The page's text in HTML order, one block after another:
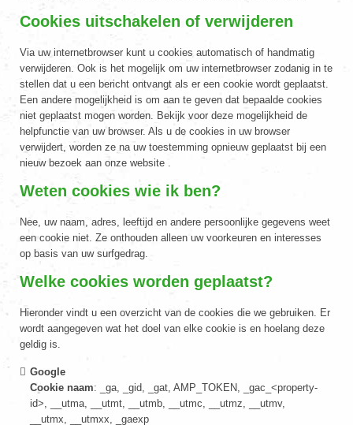
Cookies uitschakelen of verwijderen
Via uw internetbrowser kunt u cookies automatisch of handmatig
verwijderen. Ook is het mogelijk om uw internetbrowser zodanig in te
stellen dat u een bericht ontvangt als er een cookie wordt geplaatst.
Een andere mogelijkheid is om aan te geven dat bepaalde cookies
niet geplaatst mogen worden. Bekijk voor deze mogelijkheid de
helpfunctie van uw browser. Als u de cookies in uw browser
verwijdert, worden ze na uw toestemming opnieuw geplaatst bij een
nieuw bezoek aan onze website .
Weten cookies wie ik ben?
Nee, uw naam, adres, leeftijd en andere persoonlijke gegevens weet
een cookie niet. Ze onthouden alleen uw voorkeuren en interesses
op basis van uw surfgedrag.
Welke cookies worden geplaatst?
Hieronder vindt u een overzicht van de cookies die we gebruiken. Er
wordt aangegeven wat het doel van elke cookie is en hoelang deze
geldig is.
Google
Cookie naam: _ga, _gid, _gat, AMP_TOKEN, _gac_<property-
id>, __utma, __utmt, __utmb, __utmc, __utmz, __utmv,
__utmx, __utmxx, _gaexp